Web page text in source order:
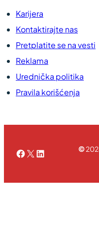
Karijera
Kontaktirajte nas
Pretplatite se na vesti
Reklama
Urednička politika
Pravila korišćenja
Facebook
X LinkedIn©